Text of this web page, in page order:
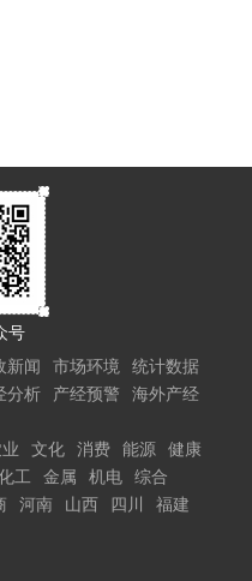
号
新闻 市场环境
统计数据
分析 产经预警
海外产经
文化 消费 能源
健康
工 金属 机电
综合
河南 山西 四川
福建